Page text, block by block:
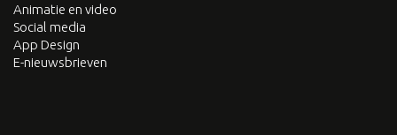
Animatie en video
Social media
App Design
E-nieuwsbrieven